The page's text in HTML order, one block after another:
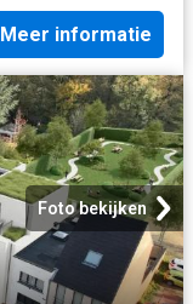
Meer informatie
Foto bekijken